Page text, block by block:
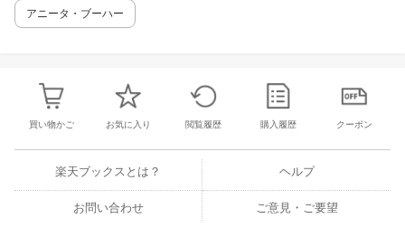
アニータ・ブーハー
買い物かご お気に入り 閲覧履歴 購入履歴 クーポン
楽天ブックスとは？ ヘルプ
お問い合わせ ご意見・ご要望